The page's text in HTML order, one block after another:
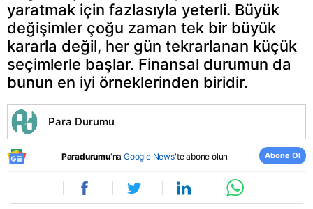
yaratmak için fazlasıyla yeterli. Büyük
değişimler çoğu zaman tek bir büyük
kararla değil, her gün tekrarlanan küçük
seçimlerle başlar. Finansal durumun da
bunun en iyi örneklerinden biridir.
Para Durumu
Paradurumu'naGoogle News'te abone olun Abone Ol